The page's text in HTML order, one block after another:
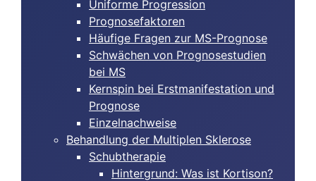
Uniforme Progression
Prognosefaktoren
Häufige Fragen zur MS-Prognose
Schwächen von Prognosestudien
bei MS
Kernspin bei Erstmanifestation und
Prognose
Einzelnachweise
Behandlung der Multiplen Sklerose
Schubtherapie
Hintergrund: Was ist Kortison?